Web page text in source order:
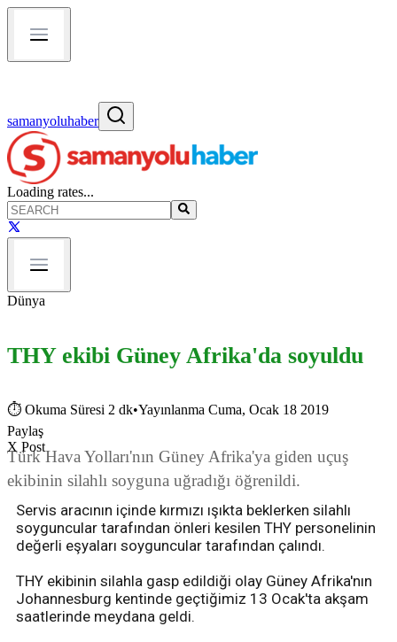
samanyoluhaber
Loading rates...
Dünya
THY ekibi Güney Afrika'da soyuldu
⏱ Okuma Süresi 2 dk•Yayınlanma Cuma, Ocak 18 2019
Paylaş
X Post
Türk Hava Yolları'nın Güney Afrika'ya giden uçuş
ekibinin silahlı soyguna uğradığı öğrenildi.
Servis aracının içinde kırmızı ışıkta beklerken silahlı
soyguncular tarafından önleri kesilen THY personelinin
değerli eşyaları soyguncular tarafından çalındı.
THY ekibinin silahla gasp edildiği olay Güney Afrika'nın
Johannesburg kentinde geçtiğimiz 13 Ocak'ta akşam
saatlerinde meydana geldi.